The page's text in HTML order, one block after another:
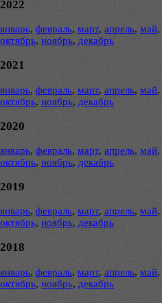
2022
январь, февраль, март, апрель, май,
октябрь, ноябрь, декабрь
2021
январь, февраль, март, апрель, май,
октябрь, ноябрь, декабрь
2020
январь, февраль, март, апрель, май,
октябрь, ноябрь, декабрь
2019
январь, февраль, март, апрель, май,
октябрь, ноябрь, декабрь
2018
январь, февраль, март, апрель, май,
октябрь, ноябрь, декабрь